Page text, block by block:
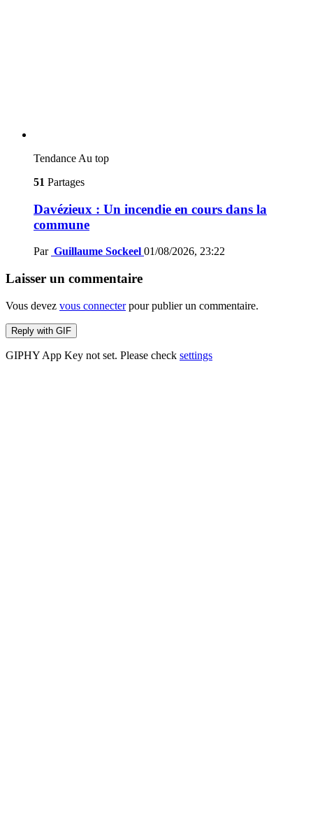
Tendance Au top
51 Partages
Davézieux : Un incendie en cours dans la
commune
Par Guillaume Sockeel 01/08/2026, 23:22
Laisser un commentaire
Vous devez vous connecterpour publier un commentaire.
Reply with GIF
GIPHY App Key not set. Please check settings